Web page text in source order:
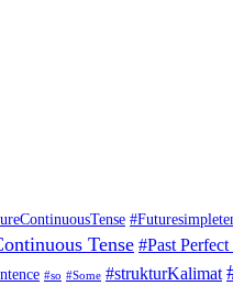
Tense #Past Perfect
#so #Some #strukturKalimat